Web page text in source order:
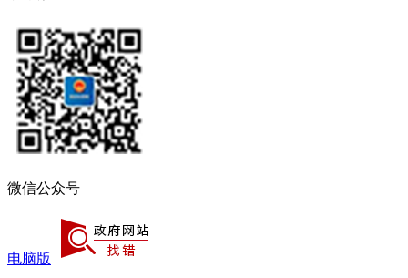
微信公众号
电脑版